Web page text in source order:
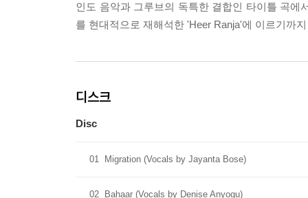
인도 음악과 그루브의 독특한 결합인 타이틀 곡에
를 현대적으로 재해석한 'Heer Ranja'에 이르기까
디스크
Disc
01 Migration (Vocals by Jayanta Bose)
02 Bahaar (Vocals by Denise Anyogu)